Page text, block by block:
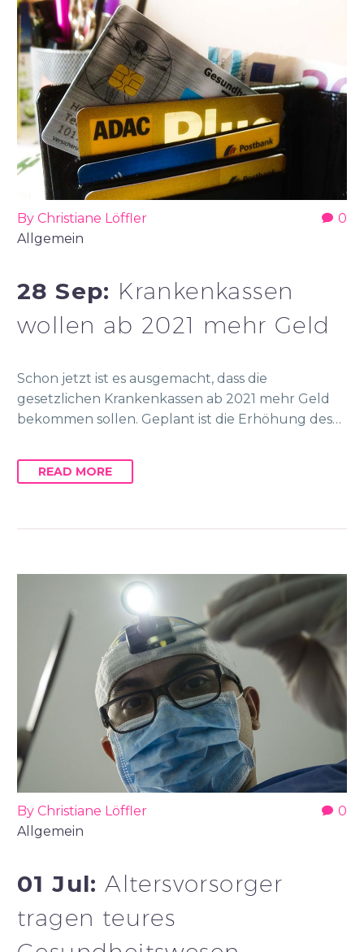
0
By Christiane Löffler
Allgemein
28 Sep: Krankenkassen
wollen ab 2021 mehr Geld
Schon jetzt ist es ausgemacht, dass die
gesetzlichen Krankenkassen ab 2021 mehr Geld
bekommen sollen. Geplant ist die Erhöhung des…
READ MORE
0
By Christiane Löffler
Allgemein
01 Jul:Altersvorsorger
tragen teures